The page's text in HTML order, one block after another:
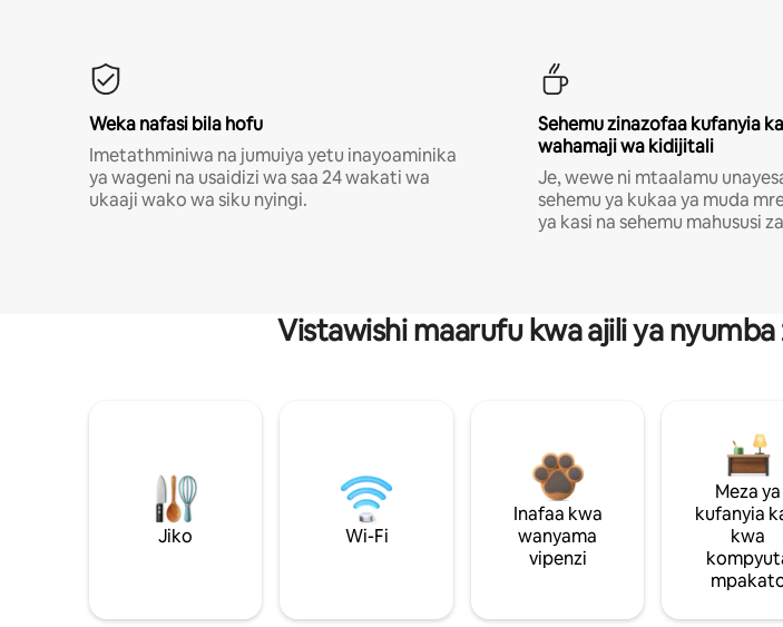
Weka nafasi bila hofu
Imetathminiwa na jumuiya yetu inayoaminika
ya wageni na usaidizi wa saa 24 wakati wa
ukaaji wako wa siku nyingi.
Sehemu zinazofaa kufanyia
wahamaji wa kidijitali
Je, wewe ni mtaalamu
sehemu ya kukaa ya muda
ya kasi na sehemu mahususi
Vistawishi maarufu kwa ajili ya
Jiko Wi-Fi
Inafaa kwa
wanyama
vipenzi
Meza ya
kufanyia
kwa